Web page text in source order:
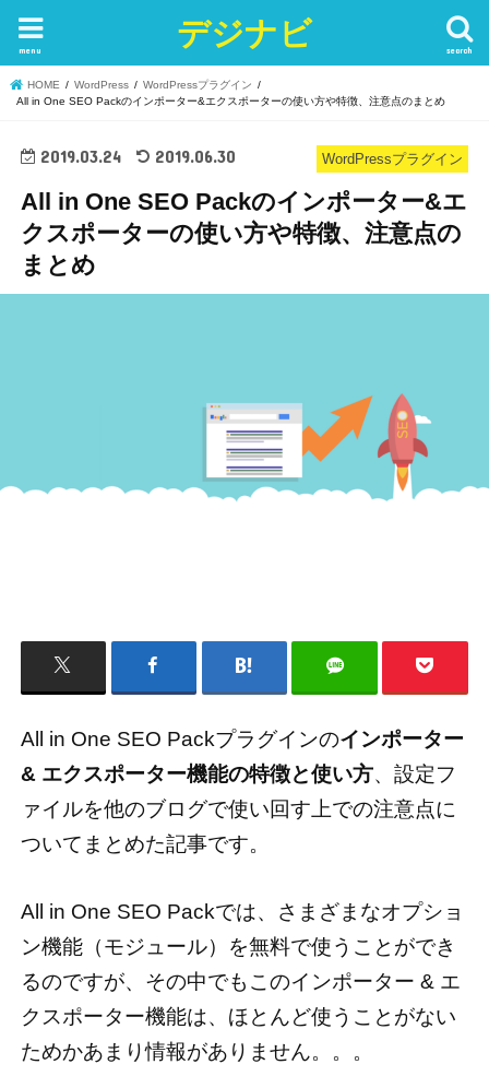
デジナビ search
menu
HOME WordPress
WordPressプラグイン
All in One SEO Packのインポーター&エクスポーターの使い方や特徴、注意点のまとめ
WordPressプラグイン
2019.03.24 2019.06.30
All in One SEO Packのインポーター&エ
クスポーターの使い方や特徴、注意点の
まとめ
All in One SEO Packプラグインのインポーター
& エクスポーター機能の特徴と使い方、設定フ
ァイルを他のブログで使い回す上での注意点に
ついてまとめた記事です。
All in One SEO Packでは、さまざまなオプショ
ン機能（モジュール）を無料で使うことができ
るのですが、その中でもこのインポーター & エ
クスポーター機能は、ほとんど使うことがない
ためかあまり情報がありません。。。